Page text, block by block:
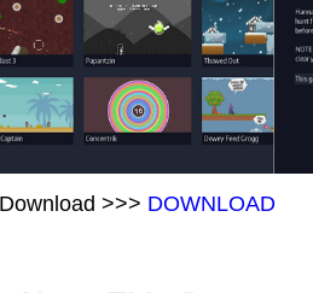
Download >>> DOWNLOAD